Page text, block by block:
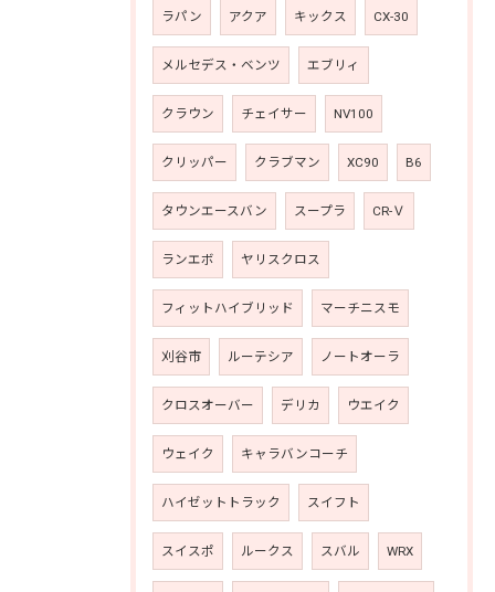
ラパン アクア キックス CX-30
メルセデス・ベンツ エブリィ
クラウン チェイサー NV100
クリッパー クラブマン XC90 B6
タウンエースバン スープラ CR-Ｖ
ランエボ ヤリスクロス
フィットハイブリッド マーチニスモ
刈谷市 ルーテシア ノートオーラ
クロスオーバー デリカ ウエイク
ウェイク キャラバンコーチ
ハイゼットトラック スイフト
スイスポ ルークス スバル WRX